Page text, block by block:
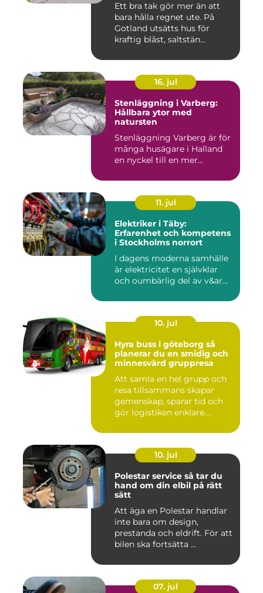
Ett bra tak gör mer än att
bara hålla regnet ute. På
Gotland utsätts hus för
kraftig blåst, saltstän...
16. jul
Stenläggning i Varberg:
Hållbara ytor med
natursten
Stenläggning Varberg är för
många husägare i Halland
en nyckel till en mer...
11. jul
Elektriker i Täby:
Erfarenhet och kompetens
i Stockholms norrort
I dagens moderna samhälle
är elektricitet en självklar
och oumbärlig del av v&ar...
10. jul
Hyra buss i göteborg så
planerar du en smidig och
minnesvärd gruppresa
Att samla en hel grupp och
resa tillsammans skapar
gemenskap, sparar tid och
gör logistiken enklare....
10. jul
Polestar service så tar du
hand om din elbil på rätt
sätt
Att äga en Polestar handlar
inte bara om design,
prestanda och eldrift. För att
bilen ska fortsätta ...
07. jul